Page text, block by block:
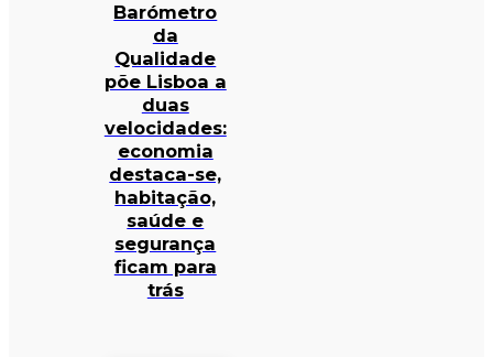
Barómetro
da
Qualidade
põe Lisboa a
duas
velocidades:
economia
destaca-se,
habitação,
saúde e
segurança
ficam para
trás